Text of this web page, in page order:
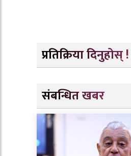
प्रतिक्रिया दिनुहोस् !
संबन्धित खबर